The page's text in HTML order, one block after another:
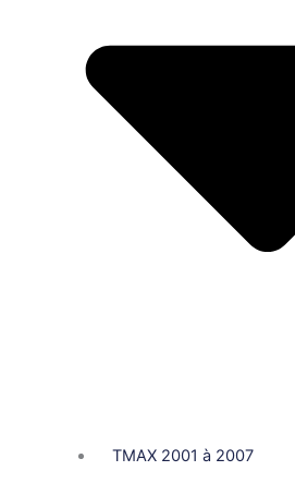
TMAX 2001 à 2007